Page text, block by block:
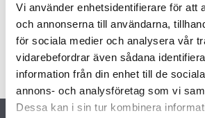
Vi använder enhetsidentifierare för att
och annonserna till användarna,
för sociala medier och analysera vår
vidarebefordrar även sådana
information från din enhet till de
annons- och analysföretag som vi
Dessa kan i sin tur kombinera
Hitta hit